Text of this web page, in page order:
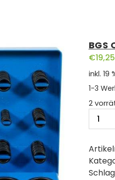
BGS
€19,25
inkl. 19
1-3
2
BGS
O-
|
ï¿½